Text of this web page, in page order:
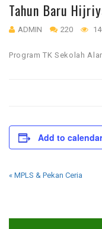
Tahun Baru
ADMIN 220
Program TK Sekolah
Add to calendar
« MPLS & Pekan Ceria